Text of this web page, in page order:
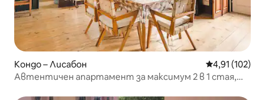
Кондо – Лисабон Средна
4,91 (102)
Автентичен апартамент за максимум 2 в 1 стая,